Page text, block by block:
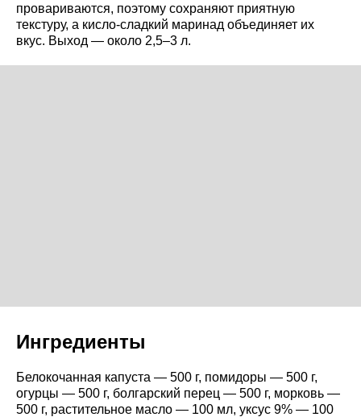
провариваются, поэтому сохраняют приятную
текстуру, а кисло-сладкий маринад объединяет их
вкус. Выход — около 2,5–3 л.
Ингредиенты
Белокочанная капуста — 500 г, помидоры — 500 г,
огурцы — 500 г, болгарский перец — 500 г, морковь —
500 г, растительное масло — 100 мл, уксус 9% — 100